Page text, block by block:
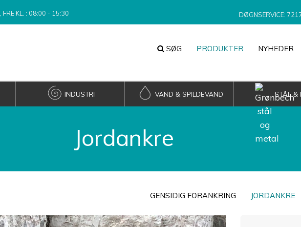
KL. : 08:00 - 15:30 DØGNSERVICE:
SØG PRODUKTER NYHEDER
INDUSTRI VAND & SPILDEVAND STÅL &
Jordankre
GENSIDIG FORANKRING JORDANKRE